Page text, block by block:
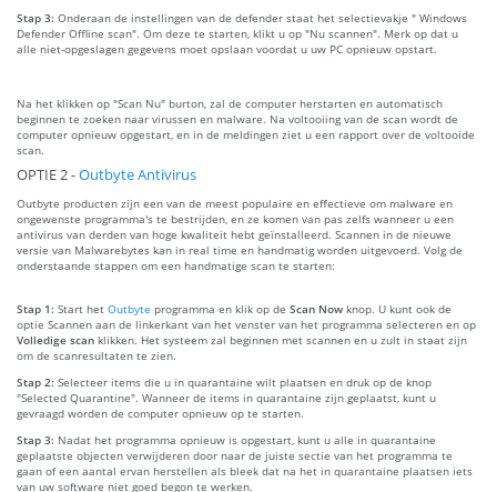
Stap 3: Onderaan de instellingen van de defender staat het selectievakje " Windows
Defender Offline scan". Om deze te starten, klikt u op "Nu scannen". Merk op dat u
alle niet-opgeslagen gegevens moet opslaan voordat u uw PC opnieuw opstart.
Na het klikken op "Scan Nu" burton, zal de computer herstarten en automatisch
beginnen te zoeken naar virussen en malware. Na voltooiing van de scan wordt de
computer opnieuw opgestart, en in de meldingen ziet u een rapport over de voltooide
scan.
OPTIE 2 -Outbyte Antivirus
Outbyte producten zijn een van de meest populaire en effectieve om malware en
ongewenste programma's te bestrijden, en ze komen van pas zelfs wanneer u een
antivirus van derden van hoge kwaliteit hebt geïnstalleerd. Scannen in de nieuwe
versie van Malwarebytes kan in real time en handmatig worden uitgevoerd. Volg de
onderstaande stappen om een handmatige scan te starten:
Stap 1: Start het Outbyte programma en klik op de Scan Now knop. U kunt ook de
optie Scannen aan de linkerkant van het venster van het programma selecteren en op
Volledige scan klikken. Het systeem zal beginnen met scannen en u zult in staat zijn
om de scanresultaten te zien.
Stap 2: Selecteer items die u in quarantaine wilt plaatsen en druk op de knop
"Selected Quarantine". Wanneer de items in quarantaine zijn geplaatst, kunt u
gevraagd worden de computer opnieuw op te starten.
Stap 3: Nadat het programma opnieuw is opgestart, kunt u alle in quarantaine
geplaatste objecten verwijderen door naar de juiste sectie van het programma te
gaan of een aantal ervan herstellen als bleek dat na het in quarantaine plaatsen iets
van uw software niet goed begon te werken.